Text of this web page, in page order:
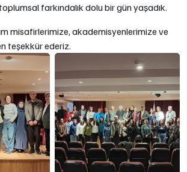
farkındalık dolu bir gün yaşadık.
misafirlerimize, akademisyenlerimize ve
teşekkür ederiz.